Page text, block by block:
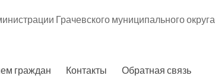
Грачевского муниципального округа
граждан Контакты
Обратная связь